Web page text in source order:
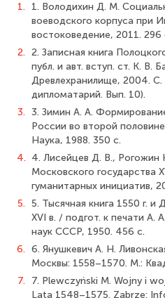
1.
1. Володихин Д. М.
воеводского корпуса при
востоковедение, 2011. 296
2. 2. Записная книга
публ. и авт. вступ. ст. К. В.
Древлехранилище, 2004. С.
дипломатарий. Вып. 10).
3. 3. Зимин А. А.
России во второй
Наука, 1988. 350 с.
4. 4. Лисейцев Д. В.,
Московского государства
гуманитарных инициатив,
5. 5. Тысячная книга 1550 г. и
XVI в. / подгот. к печати А.
наук СССР, 1950. 456 с.
6. 6. Янушкевич А. Н.
Москвы: 1558–1570. М.:
7.
7. Plewczyński M. Wojny i
Lata 1548–1575. Zabrze: